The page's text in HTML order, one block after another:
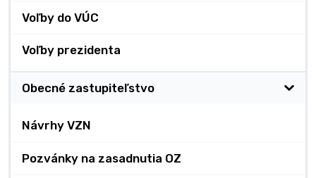
Voľby do VÚC
Voľby prezidenta
Obecné zastupiteľstvo
Návrhy VZN
Pozvánky na zasadnutia OZ